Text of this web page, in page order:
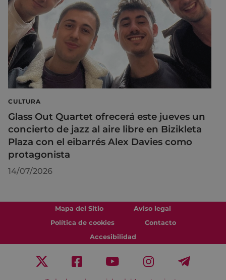
CULTURA
Glass Out Quartet ofrecerá este jueves un
concierto de jazz al aire libre en Bizikleta
Plaza con el eibarrés Alex Davies como
protagonista
14/07/2026
Mapa del Sitio
Aviso legal
Política de cookies
Contacto
Accesibilidad